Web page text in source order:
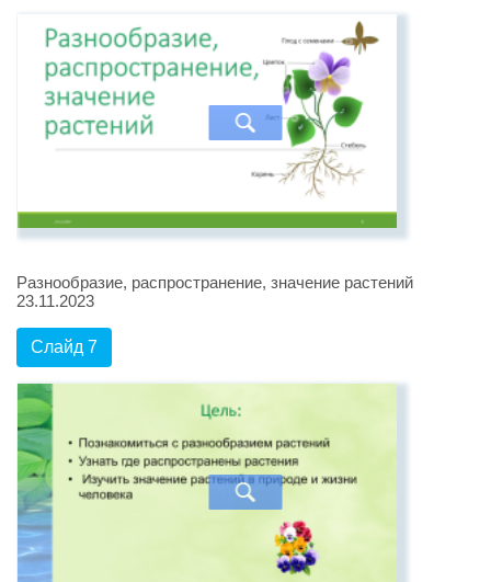
Разнообразие, распространение, значение растений
23.11.2023
Слайд 7